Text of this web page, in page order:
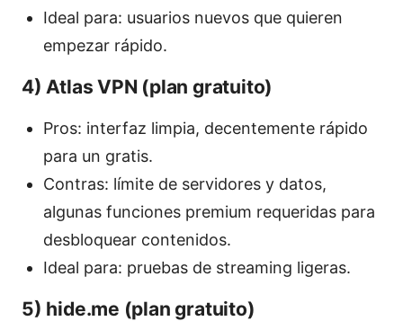
Ideal para: usuarios nuevos que quieren
empezar rápido.
4) Atlas VPN (plan gratuito)
Pros: interfaz limpia, decentemente rápido
para un gratis.
Contras: límite de servidores y datos,
algunas funciones premium requeridas para
desbloquear contenidos.
Ideal para: pruebas de streaming ligeras.
5) hide.me (plan gratuito)